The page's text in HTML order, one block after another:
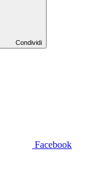
Condividi
Facebook